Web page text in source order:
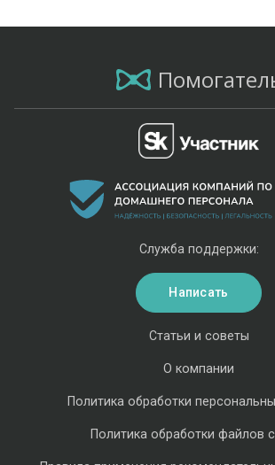
Статьи и советы
О компании
Политика обработки
Политика обработки файлов
Служба поддержки:
Написать